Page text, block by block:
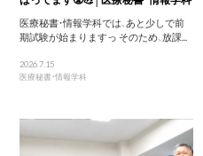
医療秘書・情報学科では、あと少しで前
期試験が始まりますっ そのため、放課...
2026.7.15
医療秘書・情報学科